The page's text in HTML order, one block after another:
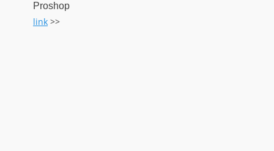
Proshop
link >>